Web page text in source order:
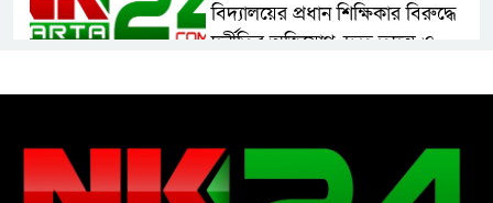
বিদ্যালয়ের প্রধান শিক্ষিকার বিরুদ্ধে
দুর্নীতির অভিযোগ, দ্রুত তদন্ত ও
সেলিম